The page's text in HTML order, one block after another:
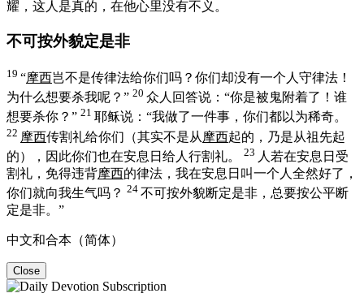
耀，这人是真的，在他心里没有不义。
不可按外貌定是非
19 “摩西岂不是传律法给你们吗？你们却没有一个人守律法！
为什么想要杀我呢？” 20 众人回答说：“你是被鬼附着了！谁
想要杀你？” 21 耶稣说： “我做了一件事，你们都以为稀奇。
22 摩西传割礼给你们（其实不是从 摩西起的，乃是从祖先起
的），因此你们也在安息日给人行割礼。
23 人若在安息日受
割礼，免得违背摩西的律法，我在安息日叫一个人全然好了，
你们就向我生气吗？ 24 不可按外貌断定是非，总要按公平断
定是非。”
中文和合本（简体）
Close